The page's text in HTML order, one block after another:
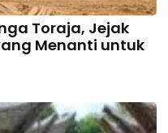
Toraja, Jejak
Menanti untuk